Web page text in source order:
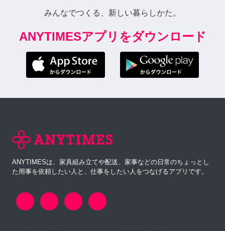
みんなでつくる、新しい暮らしかた。
ANYTIMESアプリをダウンロード
ANYTIMESは、家具組み立てや配送、家事などの日常のちょっとし
た用事を依頼したい人と、仕事をしたい人をつなげるアプリです。